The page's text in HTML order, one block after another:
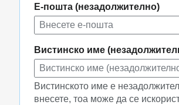
Е-пошта (незадолжително)
Вистинско име
Вистинското име е
внесете, тоа може да се